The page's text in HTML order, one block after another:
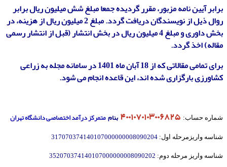
برابر آیین نامه مزبور، مقرر گردیده جمعا مبلغ شش میلیون ریال برابر
روال ذیل از نویسندگان دریافت گردد. مبلغ 2 میلیون ریال از هزینه، در
بخش داوری و مبلغ 4 میلیون ریال در بخش انتشار (قبل از انتشار رسمی
مقاله) اخذ گردد.
برای تمامی مقالاتی که از 18 آبان ماه 1401 در سامانه مجله به زراعی
کشاورزی بارگزاری شده اند، این قاعده انجام می شود.
شماره حساب: ۴۰۰۱۰۷۰۱۰۳۰۰۶۸۲۵ بناممتمرکز درآمد اختصاصی دانشگاه تهران
شناسه واریزمرحله اول: 317070374140107000000008090204
شناسه واریز مرحله دوم: 352070374140107000000008090202